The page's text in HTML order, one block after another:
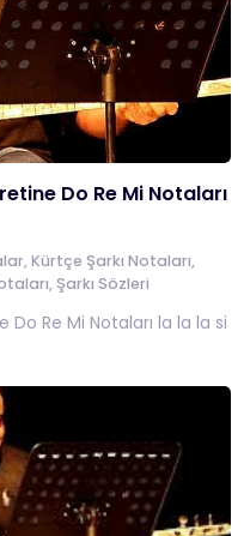
Do Re Mi Notaları
, Kürtçe Şarkı Notaları,
, Şarkı Sözleri
Re Mi Notaları la la la si